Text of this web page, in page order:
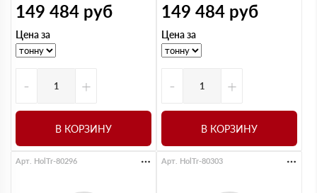
149 484 руб
Цена за
- +
В КОРЗИНУ
149 484 руб
Цена за
- +
В КОРЗИНУ
Арт. HolTr-80296 Арт. HolTr-80303